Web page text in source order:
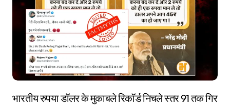
भारतीय रुपया डॉलर के मुकाबले रिकॉर्ड निचले स्तर 91 तक गिर